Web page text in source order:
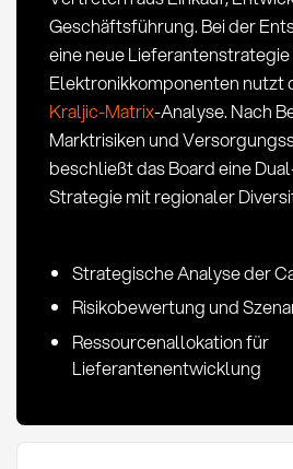
Geschäftsführung. Bei der
eine neue
Elektronikkomponenten nutzt
Kraljic-Matrix-Analyse. Nach
Marktrisiken und
beschließt das Board eine
Strategie mit regionaler
Strategische Analyse der
Risikobewertung und
Ressourcenallokation für
Lieferantenentwicklung